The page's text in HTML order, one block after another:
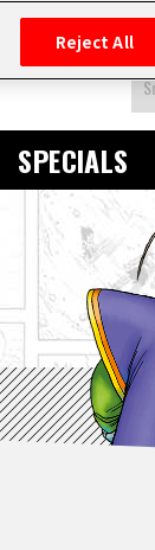
SPECIALS
Reject All